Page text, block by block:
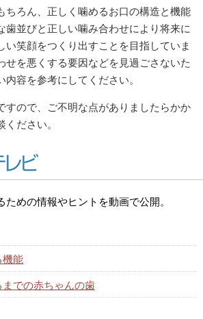
ろん、正しく噛めるお口の構造と機能
歯並びと正しい噛み合わせにより将来に
い笑顔をつくり出すことを目指していま
せを悪くする要因などを見過ごさないた
容を参考にしてください。
ので、ご不明な点がありましたらかか
ください。
めの情報やヒントを動画で公開。
機能
での赤ちゃんの歯